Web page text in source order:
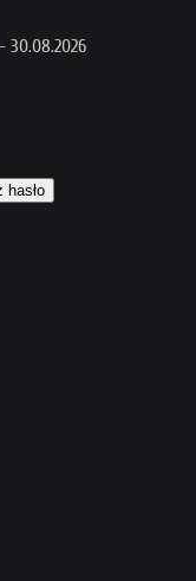
- 30.08.2026
hasło